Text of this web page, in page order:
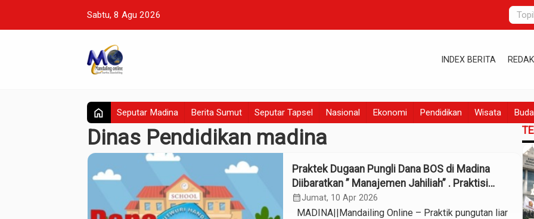
Sabtu, 8 Agu 2026
INDEX BERITA
home Seputar Madina Berita Sumut Seputar Tapsel Nasional Ekonomi Pendidikan Wisata
Dinas Pendidikan madina
Praktek Dugaan Pungli Dana BOS di Madina
Diibaratkan ” Manajemen Jahiliah” . Praktisi
Hukum Desak APH Turun Tangan
calendar_monthJumat, 10 Apr 2026
MADINA||Mandailing Online – Praktik pungutan liar